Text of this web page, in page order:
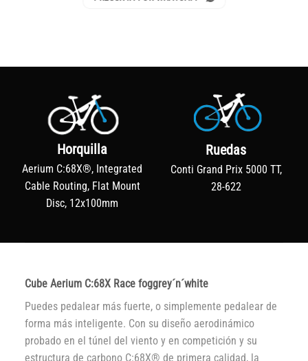
Horquilla
Aerium C:68X®, Integrated
Cable Routing, Flat Mount
Disc, 12x100mm
Ruedas
Conti Grand Prix 5000 TT,
28-622
Cube Aerium C:68X Race foggrey´n´white
Puedes pedalear más fuerte, o simplemente pedalear de
forma más inteligente. Con su diseño aerodinámico
probado en el túnel del viento y en competición y su
estructura de carbono C:68X® de primera calidad, la